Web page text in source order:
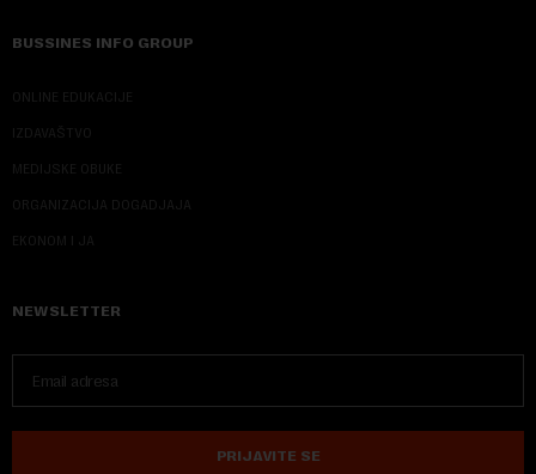
BUSSINES INFO GROUP
ONLINE EDUKACIJE
IZDAVAŠTVO
MEDIJSKE OBUKE
ORGANIZACIJA DOGADJAJA
EKONOM I JA
NEWSLETTER
PRIJAVITE SE